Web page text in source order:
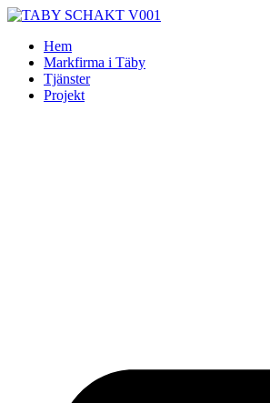
Skip
contentHem
Markfirma i Täby
Tjänster
Projekt